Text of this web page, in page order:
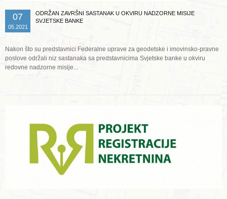
07
05.2021
ODRŽAN ZAVRŠNI SASTANAK U OKVIRU NADZORNE MISIJE
SVJETSKE BANKE
Nakon što su predstavnici Federalne uprave za geodetske i imovinsko-pravne
poslove održali niz sastanaka sa predstavnicima Svjetske banke u okviru
redovne nadzorne misije...